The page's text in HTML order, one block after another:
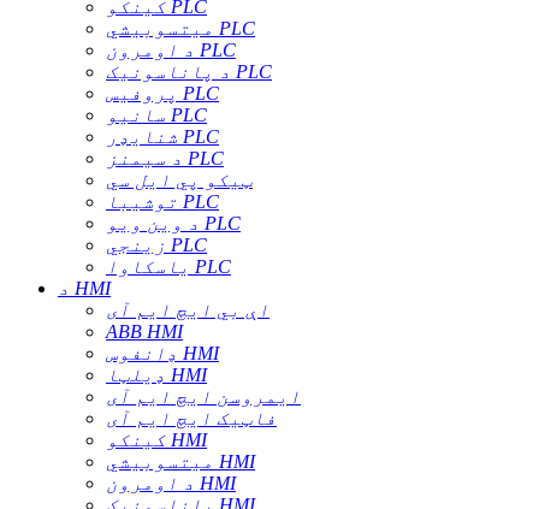
کینکو PLC
میتسوبیشي PLC
د اومرون PLC
د پاناسونیک PLC
پروفیس PLC
سانیو PLC
شنایډر PLC
د سیمنز PLC
ټیکو پي ایل سي
توشیبا PLC
د وین ویو PLC
زینجي PLC
یاسکاوا PLC
د HMI
اې بي ایچ ایم آی
ABB HMI
ډانفوس HMI
ډیلټا HMI
ایمروسن ایچ ایم آی
فاټیک ایچ ایم آی
کینکو HMI
میتسوبیشي HMI
د اومرون HMI
پاناسونیک HMI